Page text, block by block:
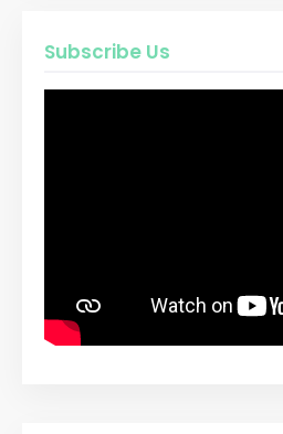
Subscribe Us